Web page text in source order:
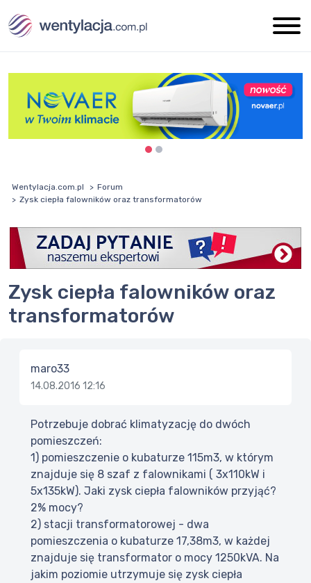
Wentylacja.com.pl
Forum
Zysk ciepła falowników oraz transformatorów
Zysk ciepła falowników oraz
transformatorów
maro33
14.08.2016 12:16
Potrzebuje dobrać klimatyzację do dwóch
pomieszczeń:
1) pomieszczenie o kubaturze 115m3, w którym
znajduje się 8 szaf z falownikami ( 3x110kW i
5x135kW). Jaki zysk ciepła falowników przyjąć?
2% mocy?
2) stacji transformatorowej - dwa
pomieszczenia o kubaturze 17,38m3, w każdej
znajduje się transformator o mocy 1250kVA. Na
jakim poziomie utrzymuje się zysk ciepła